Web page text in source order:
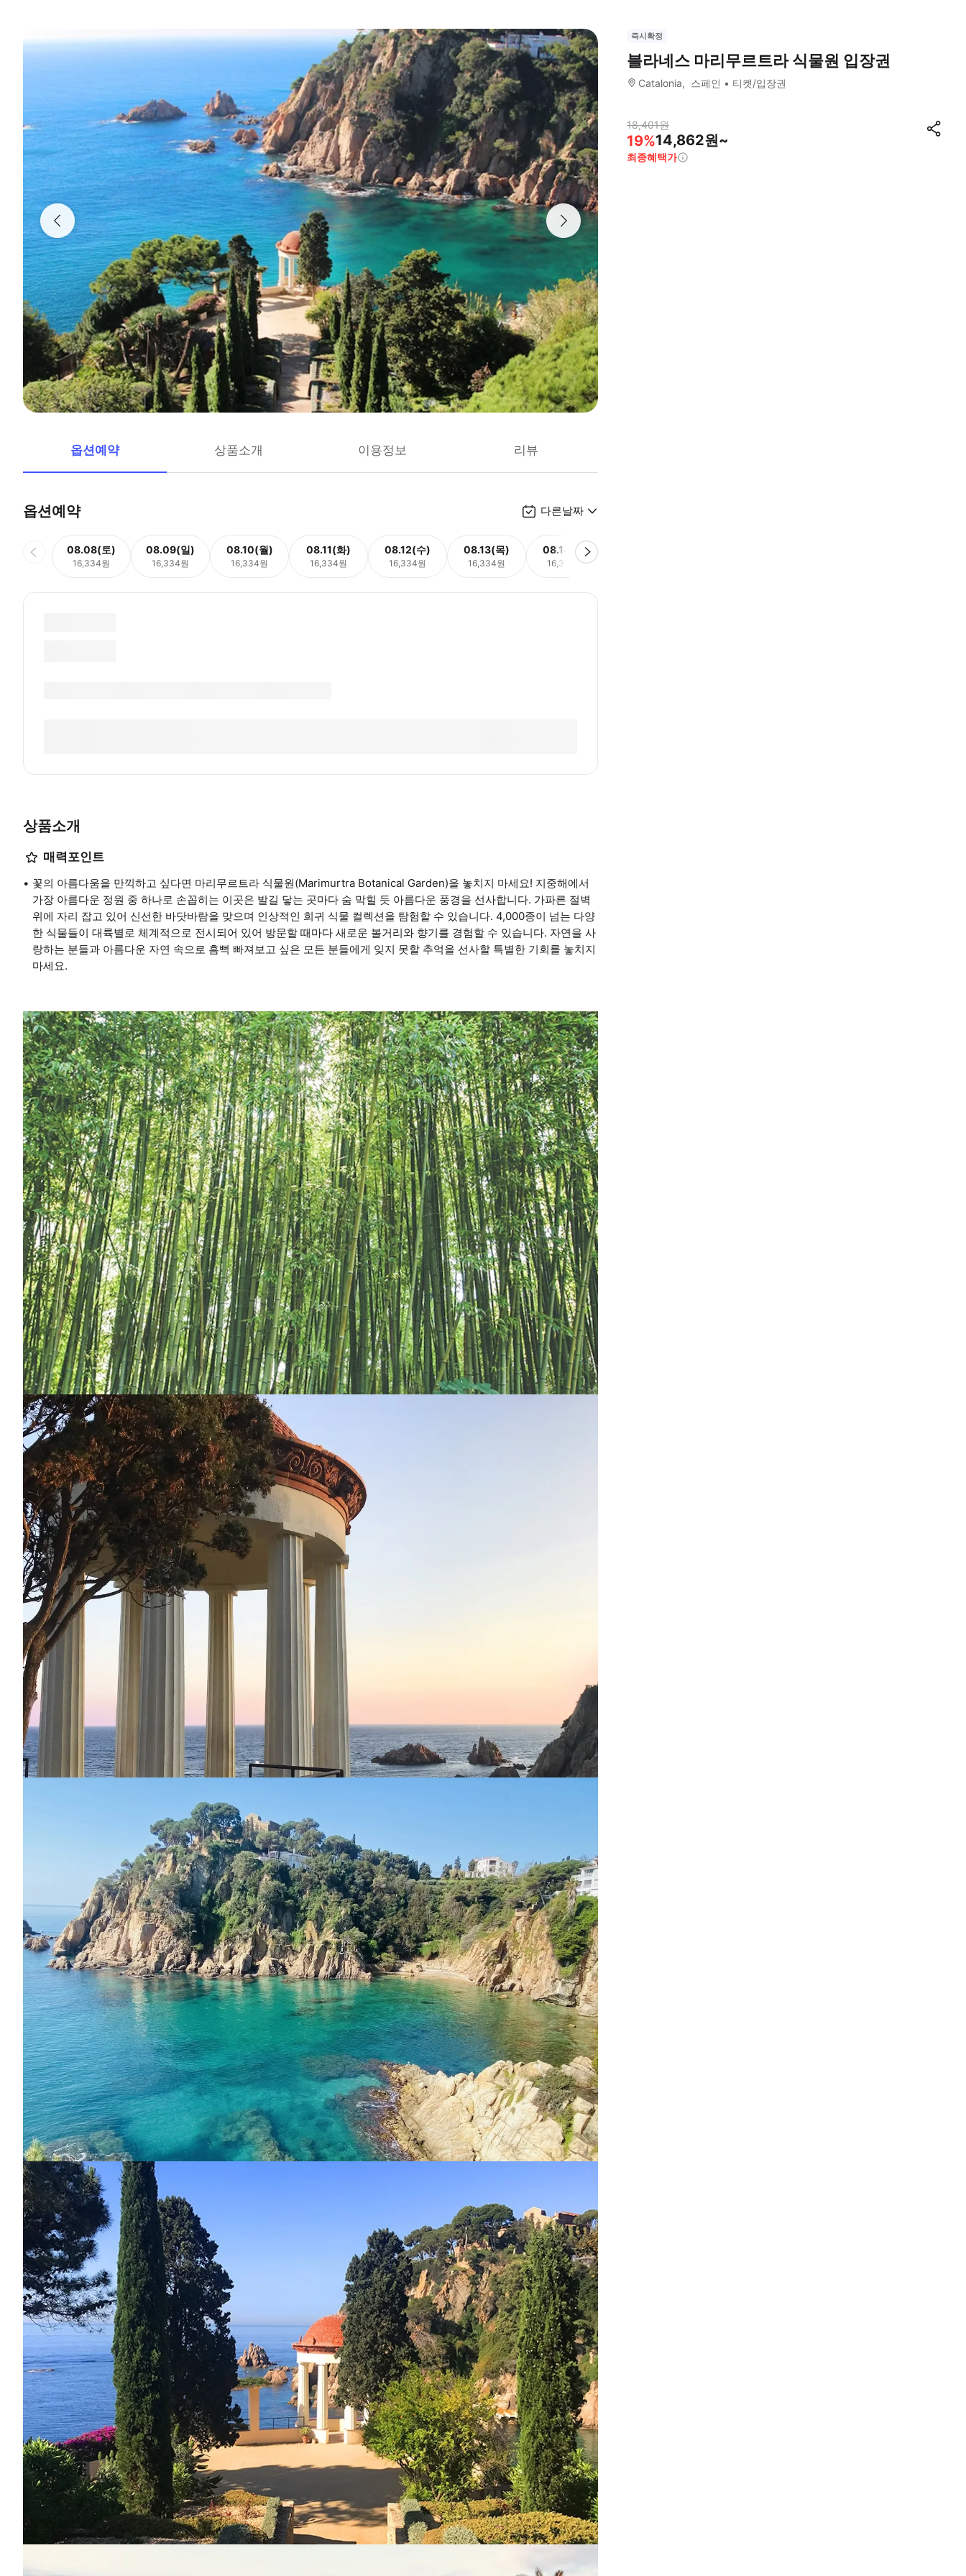
옵션예약 상품소개 이용정보 리뷰
옵션예약 다른날짜
08.08(토)
16,334원
08.09(일)
16,334원
08.10(월)
16,334원
08.11(화)
16,334원
08.12(수)
16,334원
08.13(목)
16,334원
08.14(금)
16,334원
상품소개
매력포인트
꽃의 아름다움을 만끽하고 싶다면 마리무르트라 식물원(Marimurtra Botanical Garden)을 놓치지 마세요! 지중해에서
가장 아름다운 정원 중 하나로 손꼽히는 이곳은 발길 닿는 곳마다 숨 막힐 듯 아름다운 풍경을 선사합니다. 가파른 절벽
위에 자리 잡고 있어 신선한 바닷바람을 맞으며 인상적인 희귀 식물 컬렉션을 탐험할 수 있습니다. 4,000종이 넘는 다양
한 식물들이 대륙별로 체계적으로 전시되어 있어 방문할 때마다 새로운 볼거리와 향기를 경험할 수 있습니다. 자연을 사
랑하는 분들과 아름다운 자연 속으로 흠뻑 빠져보고 싶은 모든 분들에게 잊지 못할 추억을 선사할 특별한 기회를 놓치지
마세요.
즉시확정
블라네스 마리무르트라 식물원 입장권
Catalonia 스페인 티켓/입장권
18,401원
19%14,862원~
최종혜택가